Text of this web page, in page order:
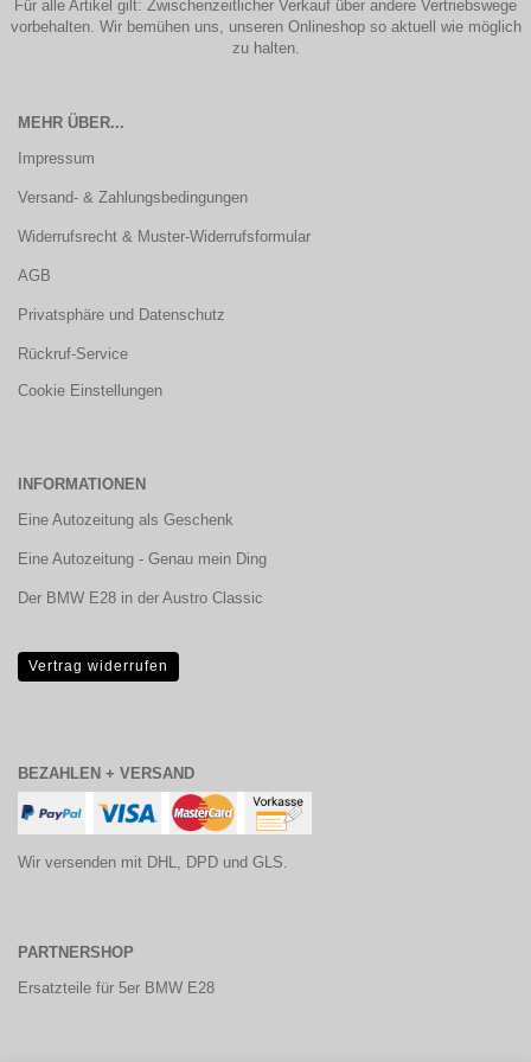
Für alle Artikel gilt: Zwischenzeitlicher Verkauf über andere Vertriebswege
vorbehalten. Wir bemühen uns, unseren Onlineshop so aktuell wie möglich
zu halten.
MEHR ÜBER...
Impressum
Versand- & Zahlungsbedingungen
Widerrufsrecht & Muster-Widerrufsformular
AGB
Privatsphäre und Datenschutz
Rückruf-Service
Cookie Einstellungen
INFORMATIONEN
Eine Autozeitung als Geschenk
Eine Autozeitung - Genau mein Ding
Der BMW E28 in der Austro Classic
Vertrag widerrufen
BEZAHLEN + VERSAND
Wir versenden mit DHL, DPD und GLS.
PARTNERSHOP
Ersatzteile für 5er BMW E28